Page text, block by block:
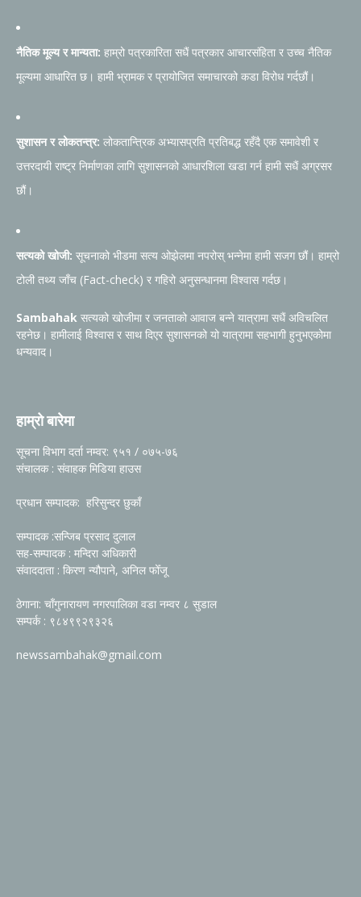
नैतिक मूल्य र मान्यता: हाम्रो पत्रकारिता सधैं पत्रकार आचारसंहिता र उच्च नैतिक
मूल्यमा आधारित छ। हामी भ्रामक र प्रायोजित समाचारको कडा विरोध गर्दछौं।
सुशासन र लोकतन्त्र: लोकतान्त्रिक अभ्यासप्रति प्रतिबद्ध रहँदै एक समावेशी र
उत्तरदायी राष्ट्र निर्माणका लागि सुशासनको आधारशिला खडा गर्न हामी सधैं अग्रसर
छौं।
सत्यको खोजी: सूचनाको भीडमा सत्य ओझेलमा नपरोस् भन्नेमा हामी सजग छौं। हाम्रो
टोली तथ्य जाँच (Fact-check) र गहिरो अनुसन्धानमा विश्वास गर्दछ।
Sambahak सत्यको खोजीमा र जनताको आवाज बन्ने यात्रामा सधैं अविचलित
रहनेछ। हामीलाई विश्वास र साथ दिएर सुशासनको यो यात्रामा सहभागी हुनुभएकोमा
धन्यवाद।
हाम्रो बारेमा
सूचना विभाग दर्ता नम्वर: ९५१ / ०७५-७६
संचालक : संवाहक मिडिया हाउस
प्रधान सम्पादक: हरिसुन्दर छुकाँ
सम्पादक :सन्जिब प्रसाद दुलाल
सह-सम्पादक : मन्दिरा अधिकारी
संवाददाता : किरण न्यौपाने, अनिल फोँजू
ठेगाना: चाँगुनारायण नगरपालिका वडा नम्वर ८ सुडाल
सम्पर्क : ९८४९९२९३२६
newssambahak@gmail.com